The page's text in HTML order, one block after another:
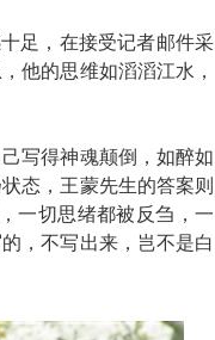
足，在接受记者邮件采
他的思维如滔滔江水，
写得神魂颠倒，如醉如
态，王蒙先生的答案则
一切思绪都被反刍，一
，不写出来，岂不是白